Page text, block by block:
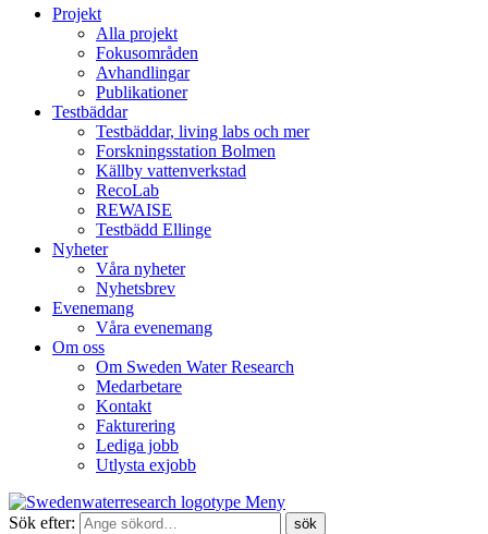
Projekt
Alla projekt
Fokusområden
Avhandlingar
Publikationer
Testbäddar
Testbäddar, living labs och mer
Forskningsstation Bolmen
Källby vattenverkstad
RecoLab
REWAISE
Testbädd Ellinge
Nyheter
Våra nyheter
Nyhetsbrev
Evenemang
Våra evenemang
Om oss
Om Sweden Water Research
Medarbetare
Kontakt
Fakturering
Lediga jobb
Utlysta exjobb
Meny
Sök efter: